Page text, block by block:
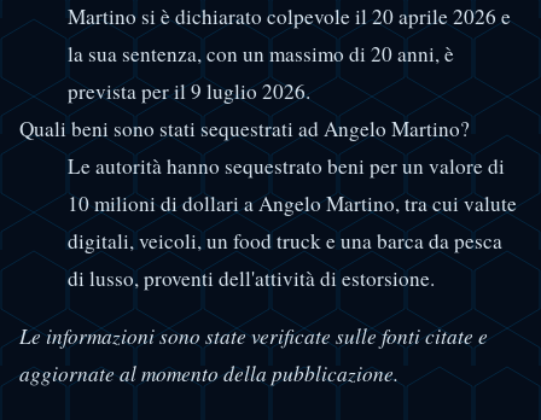
Martino si è dichiarato colpevole il 20 aprile 2026 e
la sua sentenza, con un massimo di 20 anni, è
prevista per il 9 luglio 2026.
Quali beni sono stati sequestrati ad Angelo Martino?
Le autorità hanno sequestrato beni per un valore di
10 milioni di dollari a Angelo Martino, tra cui valute
digitali, veicoli, un food truck e una barca da pesca
di lusso, proventi dell'attività di estorsione.
Le informazioni sono state verificate sulle fonti citate e
aggiornate al momento della pubblicazione.